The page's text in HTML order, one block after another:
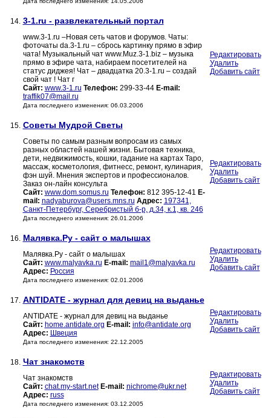
14. 3-1.ru - развлекательный портал
www.3-1.ru –Новая сеть чатов и форумов. Чаты:
фоточаты da.3-1.ru – сбрось картинку прямо в эфир
чата! Музыкальный чат www.Muz.3-1.biz – музыка
прямо в эфире чата, набираем посетителей на
статус диджея! Чат – двадцатка 20.3-1.ru – создай
свой чат ! Чат г
Сайт: www.3-1.ru Телефон: 299-33-44 E-mail:
traffik07@mail.ru
Дата последнего изменения: 06.03.2006
Редактировать
Удалить
Добавить сайт
15. Советы Мудрой Светы
Советы по самым разным вопросам из самых
разных областей нашей жизни. Бытовая техника,
дети, недвижимость, кошки, гадание на картах Таро,
массаж, косметология, фитнесс, ремонт, кулинария,
фэн шуй. Мнения экспертов и профессионалов.
Заказ он-лайн консульта
Сайт: www.dom.somus.ru Телефон: 812 395-12-41 E-
mail: nadyaburova@users.mns.ru Адрес: 197341,
Санкт-Петербург, Серебристый б-р, д.34, к.1, кв. 246
Дата последнего изменения: 26.01.2006
Редактировать
Удалить
Добавить сайт
16. Малявка.Ру - сайт о малышах
Малявка.Ру - сайт о малышах
Сайт: www.malyavka.ru E-mail: mail1@malyavka.ru
Адрес: Россия
Дата последнего изменения: 02.01.2006
Редактировать
Удалить
Добавить сайт
17. ANTIDATE - журнал для девиц на выданье
ANTIDATE - журнал для девиц на выданье
Сайт: home.antidate.org E-mail: info@antidate.org
Адрес: Швеция
Дата последнего изменения: 22.12.2005
Редактировать
Удалить
Добавить сайт
18. Чат знакомств
Чат знакомств
Сайт: chat.my-start.net E-mail: nichrome@ukr.net
Адрес: russ
Дата последнего изменения: 03.12.2005
Редактировать
Удалить
Добавить сайт